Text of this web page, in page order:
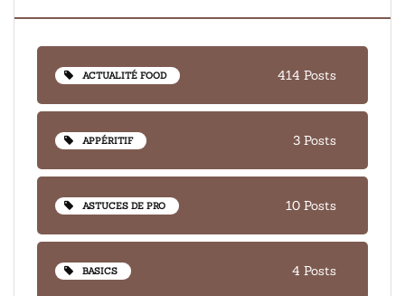
ACTUALITÉ FOOD 414 Posts
APPÉRITIF 3 Posts
ASTUCES DE PRO 10 Posts
BASICS 4 Posts